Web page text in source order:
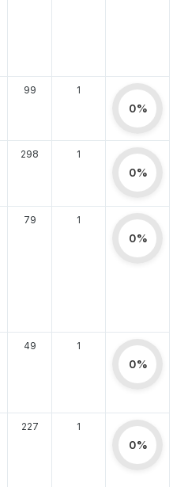
99 1
0%
298 1
0%
79 1
0%
49 1
0%
227 1
0%